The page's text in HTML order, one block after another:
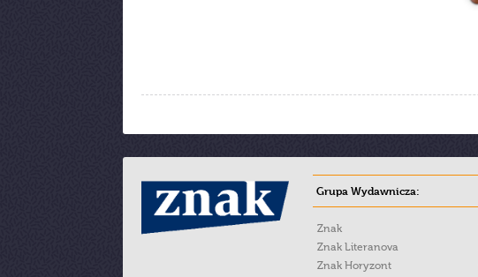
Grupa Wydawnicza:
Znak
Znak Literanova
Znak Horyzont